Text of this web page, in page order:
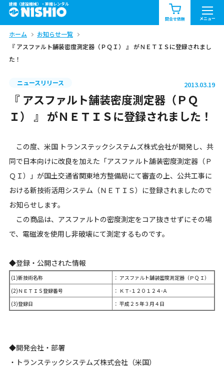
建機（建設機械）・重機レンタル
問合せ依頼 メニュー
商品一覧 お知らせ一覧
問合せ依頼リスト
北海道 関東
関西 中国・四国
ホーム
お知らせ一覧
『 アスファルト舗装密度測定器（ＰＱＩ） 』 がＮＥＴＩＳに登録されまし
た！
ニュースリリース 2013.03.19
『 アスファルト舗装密度測定器（ＰＱ
Ｉ） 』 がＮＥＴＩＳに登録されました！
この度、米国 トランステックシステムズ株式会社が開発し、共
同で日本向けに改良を加えた「アスファルト舗装密度測定器（Ｐ
ＱＩ）」が国土交通省関東地方整備局にて審査の上、公共工事に
おける新技術活用システム（ＮＥＴＩＳ）に登録されましたので
お知らせします。
この商品は、アスファルトの密度測定をコア抜きせずにその場
で、電磁波を使用し非破壊にて測定するものです。
◆登録・公開された情報
(1)新技術名称
： アスファルト舗装密度測定器（ＰＱＩ）
(2)ＮＥＴＩＳ登録番号
： ＫＴ-１２０１２４-Ａ
(3)登録日
： 平成２５年３月４日
◆開発会社・部署
・トランステックシステムズ株式会社（米国）